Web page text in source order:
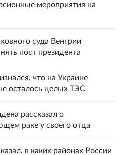
мероприятия на
суда Венгрии
пост президента
что на Украине
осталось целых ТЭС
рассказал о
раке у своего отца
в каких районах России